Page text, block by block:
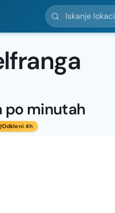
Iskanje lokacij
po minutah
Odkleni 4h